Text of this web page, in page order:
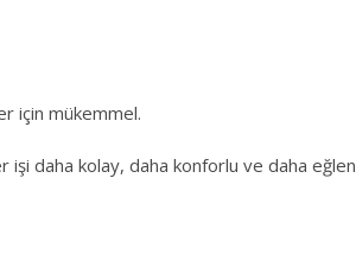
için mükemmel.
işi daha kolay, daha konforlu ve daha